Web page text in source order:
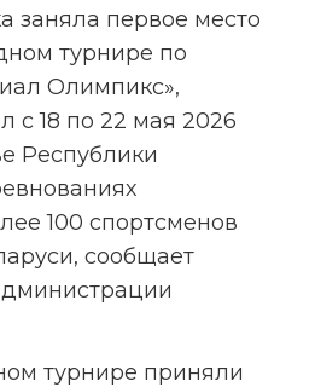
заняла первое место
турнире по
Олимпикс»,
с 18 по 22 мая 2026
Республики
100 спортсменов
сообщает
турнире приняли